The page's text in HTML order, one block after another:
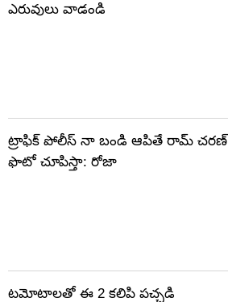
ఎరువులు వాడండి
ట్రాఫిక్ పోలీస్ నా బండి ఆపితే రామ్ చరణ్
ఫొటో చూపిస్తా: రోజా
టమోటాలతో ఈ 2 కలిపి పచ్చడి